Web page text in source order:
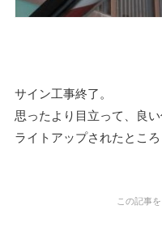
サイン工事終了。
思ったより目立って、良い
ライトアップされたとこ
この記事